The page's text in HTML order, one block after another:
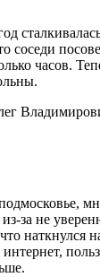
соседи
часов.
из-за не
наткнулся